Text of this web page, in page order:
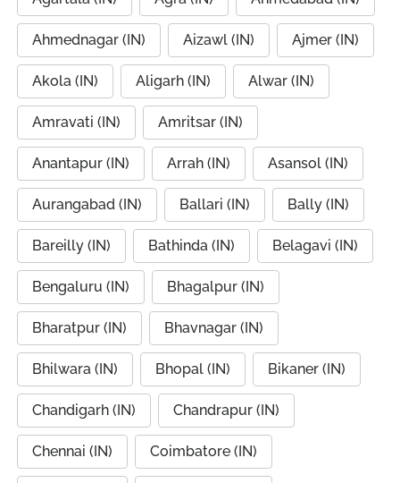
Ahmednagar (IN) Aizawl (IN) Ajmer (IN)
Akola (IN) Aligarh (IN) Alwar (IN)
Amravati (IN) Amritsar (IN)
Anantapur (IN) Arrah (IN) Asansol (IN)
Aurangabad (IN) Ballari (IN) Bally (IN)
Bareilly (IN) Bathinda (IN) Belagavi (IN)
Bengaluru (IN) Bhagalpur (IN)
Bharatpur (IN) Bhavnagar (IN)
Bhilwara (IN) Bhopal (IN) Bikaner (IN)
Chandigarh (IN) Chandrapur (IN)
Chennai (IN) Coimbatore (IN)